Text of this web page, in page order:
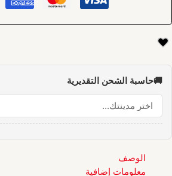
🚚حاسبة الشحن التقديرية
الوصف
معلومات إضافية